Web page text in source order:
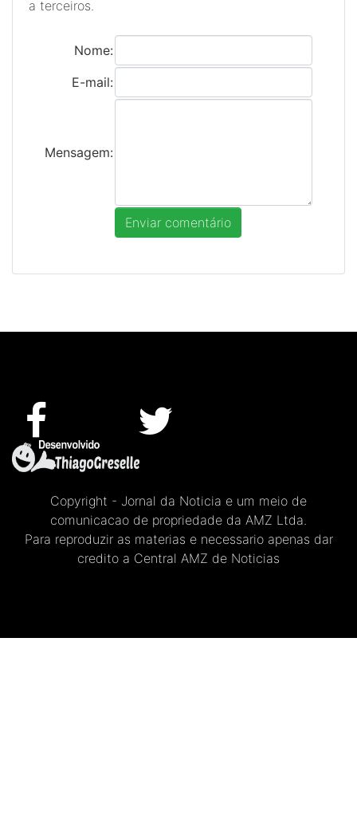
a terceiros.
Nome:
E-mail:
Mensagem:
Copyright - Jornal da Noticia e um meio de
comunicacao de propriedade da AMZ Ltda.
Para reproduzir as materias e necessario apenas dar
credito a Central AMZ de Noticias